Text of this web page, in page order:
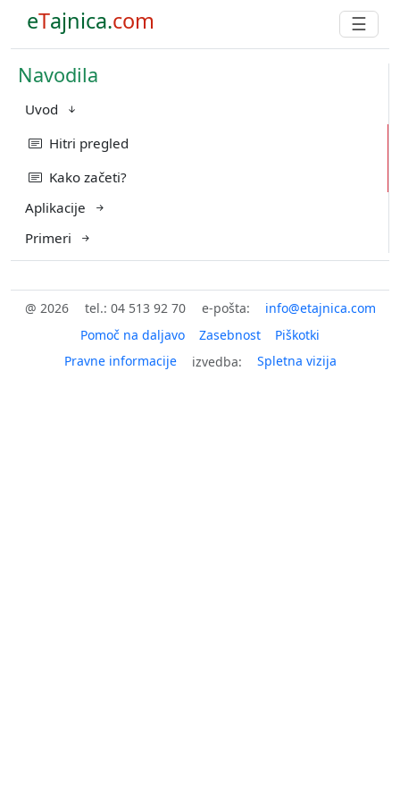
eTajnica.com ☰
Navodila
Uvod
Hitri pregled
Kako začeti?
Aplikacije
Primeri
@ 2026 tel.: 04 513 92 70
e-pošta:
Pomoč na daljavo
Zasebnost
Piškotki
Pravne informacije
izvedba: Spletna vizija